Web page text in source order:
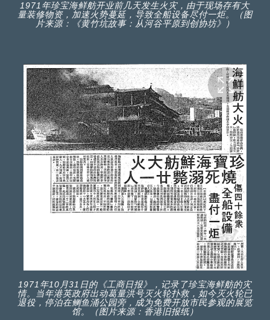
1971年珍宝海鲜舫开业前几天发生火灾，由于现场存有大
量装修物资，加速火势蔓延，导致全船设备尽付一炬。（图
片来源：《黄竹坑故事：从河谷平原到创协坊》）
1971年10月31日的《工商日报》，记录了珍宝海鲜舫的灾
情。当年港英政府出动葛量洪号灭火轮扑救，如今灭火轮已
退役，停泊在鲗鱼涌公园旁，成为免费开放市民参观的展览
馆。（图片来源：香港旧报纸）